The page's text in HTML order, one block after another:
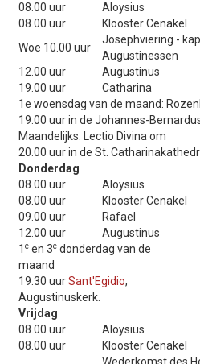
08.00 uur
Aloysius
08.00 uur
Klooster Cenakel
Woe 10.00 uur
Josephviering -
Augustinessen
12.00 uur
Augustinus
19.00 uur
Catharina
1e woensdag van de maand:
19.00 uur in de Johannes-
Maandelijks: Lectio Divina om
20.00 uur in de St.
Donderdag
08.00 uur
Aloysius
08.00 uur
Klooster Cenakel
09.00 uur
Rafael
12.00 uur
Augustinus
1 een 3edonderdag van de
maand
19.30 uurSant'Egidio,
Augustinuskerk.
Vrijdag
08.00 uur
Aloysius
08.00 uur
Klooster Cenakel